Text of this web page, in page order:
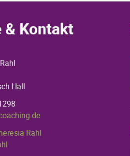
& Kontakt
Hall
Rahl